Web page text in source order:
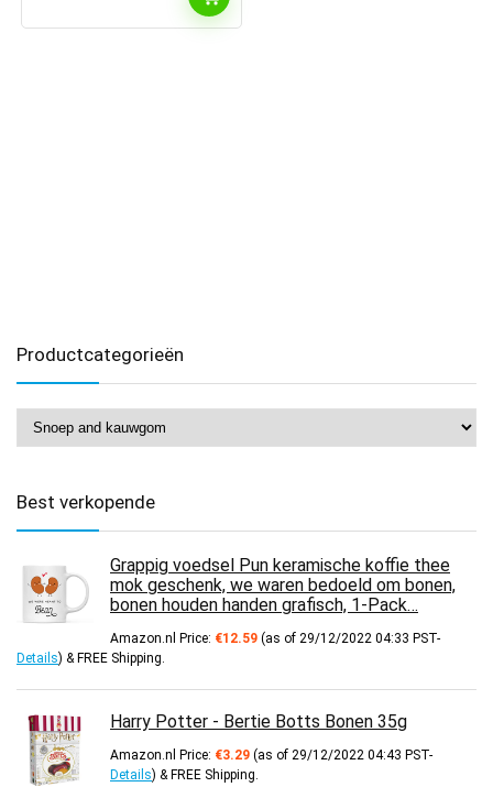
Productcategorieën
Best verkopende
Grappig voedsel Pun keramische koffie thee
mok geschenk, we waren bedoeld om bonen,
bonen houden handen grafisch, 1-Pack…
Amazon.nl Price: €12.59 (as of 29/12/2022 04:33 PST-
Details) & FREE Shipping.
Harry Potter - Bertie Botts Bonen 35g
Amazon.nl Price: €3.29 (as of 29/12/2022 04:43 PST-
Details) & FREE Shipping.